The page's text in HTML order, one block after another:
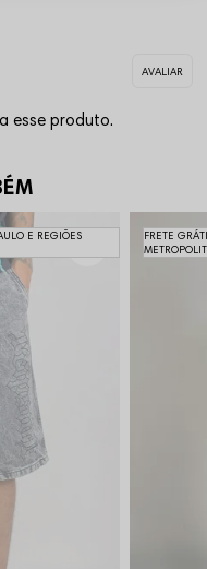
esse produto.
E REGIÕES
FRETE